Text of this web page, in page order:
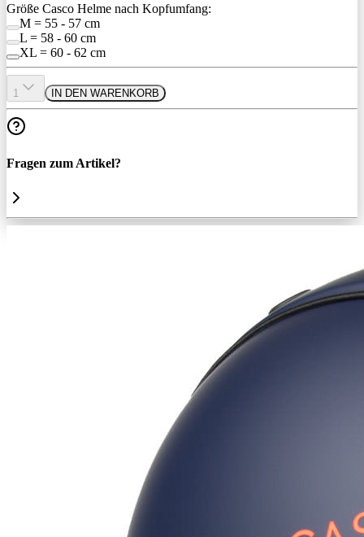
Größe Casco Helme nach Kopfumfang:
M = 55 - 57 cm
L = 58 - 60 cm
XL = 60 - 62 cm
1 IN DEN WARENKORB
Fragen zum Artikel?